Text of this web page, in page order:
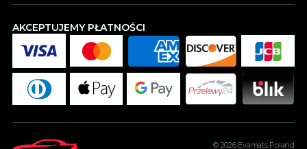
AKCEPTUJEMY PŁATNOŚCI
© 2026 Evamats Poland